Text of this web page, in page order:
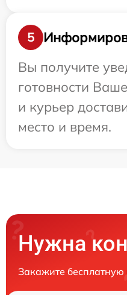
5
Вы получите
готовности
и курьер
место и время.
Нужна
Закажите бесплатную